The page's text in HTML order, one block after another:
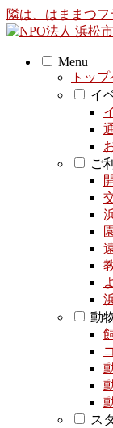
隣は、はままつ
Menu
トッ
イ
ご
動
ス